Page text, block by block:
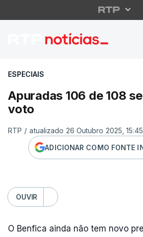
Apuradas
ESPECIAIS
Apuradas 106 de 108
voto
RTP / atualizado 26 Outubro 2025, 15:45
ADICIONAR COMO FONTE
OUVIR
O Benfica ainda não tem novo